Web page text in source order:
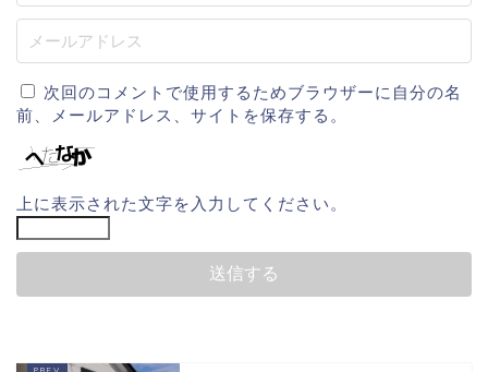
次回のコメントで使用するためブラウザーに自分の名
前、メールアドレス、サイトを保存する。
上に表示された文字を入力してください。